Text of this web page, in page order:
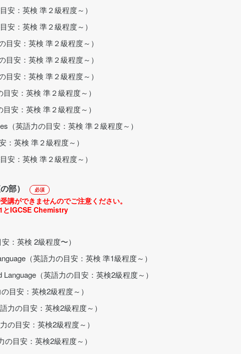
安：英検 準２級程度～）
安：英検 準２級程度～）
目安：英検 準２級程度～）
目安：英検 準２級程度～）
目安：英検 準２級程度～）
安：英検 準２級程度～）
安：英検 準２級程度～）
（英語力の目安：英検 準２級程度～）
：英検 準２級程度～）
安：英検 準２級程度～）
部） 必須
講ができませんのでご注意ください。
IGCSE Chemistry
：英検 2級程度〜）
（英語力の目安：英検 準1級程度～）
（英語力の目安：英検2級程度～）
目安：英検2級程度～）
力の目安：英検2級程度～）
の目安：英検2級程度～）
目安：英検2級程度～）